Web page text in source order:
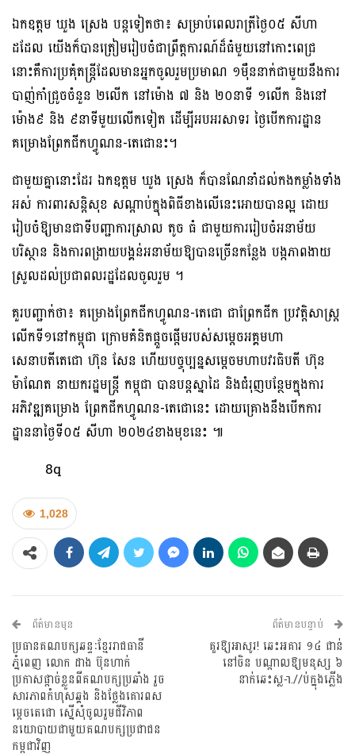
ឯកឧត្ដម ឃួង ស្រេង បន្តទៀតថា៖ សម្រាប់ពេលរាត្រីថ្ងៃ០៥ សីហា
ដដែល យើងក៏បានត្រៀមរៀបចំជាព្រឹត្តការណ៍ដ៏ធំមួយនៅកោះពេជ្រ
នោះគឺការប្រគុំតន្ត្រីដែលមានអ្នកចូលរួមប្រមាណ ១ម៉ឺននាក់ជាមួយនឹងការ
បាញ់កាំជ្រូចចំនួន ២លើក នៅម៉ោង ៧ និង ២០នាទី ១លើក និងនៅ
ម៉ោង៩ និង ៩នាទីមួយលើកទៀត ដើម្បីអបអរសាទរ ថ្ងៃបើកការដ្ឋាន
គម្រោងព្រែកជីកហ្វូណន-តេជោនះ។
ជាមួយគ្នានោះដែរ ឯកឧត្ដម ឃួង ស្រេង ក៏បានណែនាំដល់កងកម្លាំងទាំង
អស់ ការពារសន្តិសុខ សណ្តាប់ក្នុងពិធីខាងលើនេះអោយបានល្អ ដោយ
រៀបចំឱ្យមានជាទីបញ្ជាការស្រាល តូច ធំ ជាមួយការរៀបចំអនាម័យ
បរិស្ថាន និងការពង្រាយបង្គន់អនាម័យឱ្យបានច្រើនកន្លែង បង្កភាពងាយ
ស្រួលដល់ប្រជាពលរដ្ឋដែលចូលរួម ។
គួរបញ្ជាក់ថា៖ គម្រោងព្រែកជីកហ្វូណន-តេជោ ជាព្រែកជីក ប្រវត្តិសាស្ត្រ
លើកទី១នៅកម្ពុជា ក្រោមគំនិតផ្តួចផ្តើមរបស់សម្តេចអគ្គមហា
សេនាបតីតេជោ ហ៊ុន សែន ហើយបច្ចុប្បន្នសម្តេចមហាបវរធិបតី ហ៊ុន
ម៉ាណែត នាយករដ្ឋមន្ត្រី កម្ពុជា បានបន្តស្នាដៃ និងជំរុញបន្ថែមក្នុងការ
អភិវឌ្ឍគម្រោង ព្រែកជីកហ្វូណន-តេជោនេះ ដោយគ្រោងនឹងបើកការ
ដ្ឋាននាថ្ងៃទី០៥ សីហា ២០២៤ខាងមុខនេះ ៕
8q
1,028
ព័ត៌មានមុន
ប្រធានគណបក្សឆន្ទៈខ្មែររាជធានី
ភ្នំពេញ លោក ដាង ប៊ុនហាក់
ប្រកាសផ្តាច់ខ្លួនពីគណបក្សប្រឆាំង រួច
សារភាពកំហុសឆ្គង និងថ្លែងគោរពស
ម្តេចតេជោ ស្នើសុំចូលរួមជីវិភាព
នយោបាយជាមួយគណបក្សប្រជាជន
កម្ពុជាវិញ
ព័ត៌មានបន្ទាប់
គួរឱ្យអាសូរ! ឆេះអគារ ១៤ ជាន់
នៅចិន បណ្ដាលឱ្យមនុស្ស ៦
នាក់ឆេះស្ល-ា.//ប់ក្នុងភ្លើង